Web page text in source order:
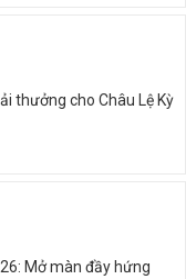
thưởng cho Châu Lệ Kỳ
Mở màn đầy hứng